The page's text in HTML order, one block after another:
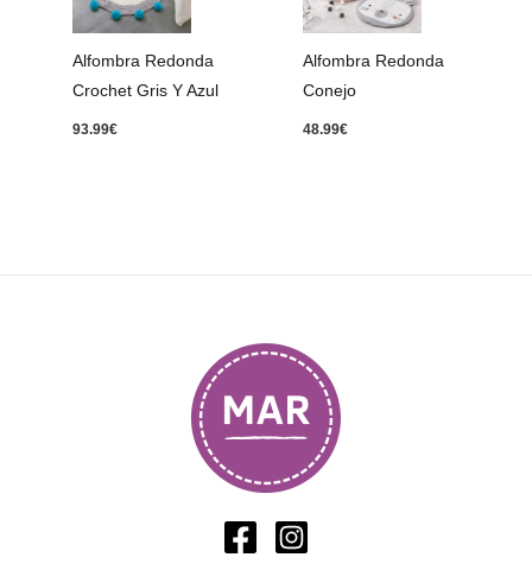
Alfombra Redonda
Crochet Gris Y Azul
93.99€
Alfombra Redonda
Conejo
48.99€